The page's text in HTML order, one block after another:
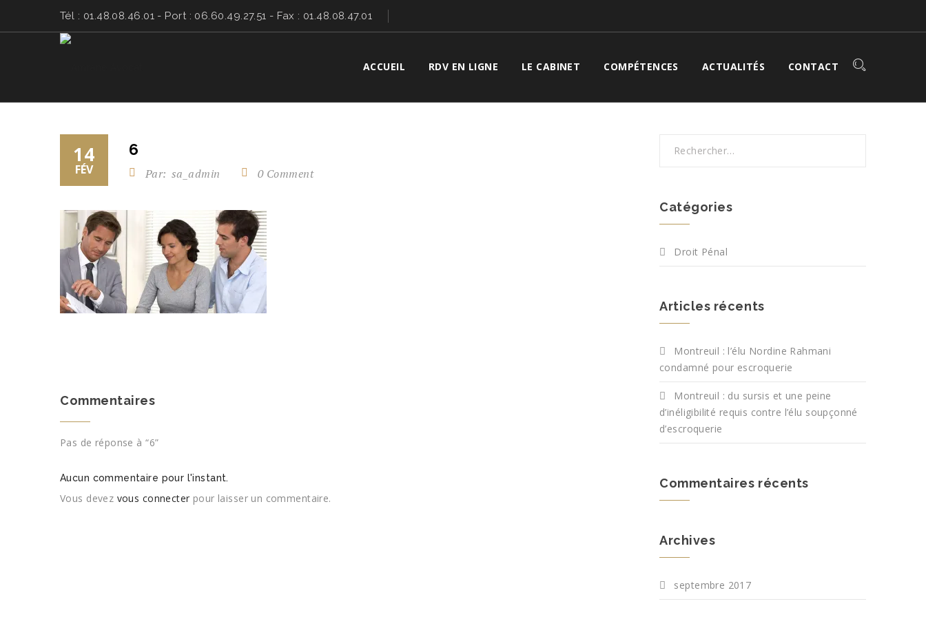
Tél : 01.48.08.46.01 - Port : 06.60.49.27.51 - Fax : 01.48.08.47.01
ACCUEIL RDV EN LIGNE LE CABINET COMPÉTENCES ACTUALITÉS CONTACT
14
FÉV
6
Par: sa_admin 0 Comment
Commentaires
Pas de réponse à “6”
Aucun commentaire pour l'instant.
Vous devez vous connecter pour laisser un commentaire.
Catégories
Droit Pénal
Articles récents
Montreuil : l’élu Nordine Rahmani
condamné pour escroquerie
Montreuil : du sursis et une peine
d’inéligibilité requis contre l’élu soupçonné
d’escroquerie
Commentaires récents
Archives
septembre 2017